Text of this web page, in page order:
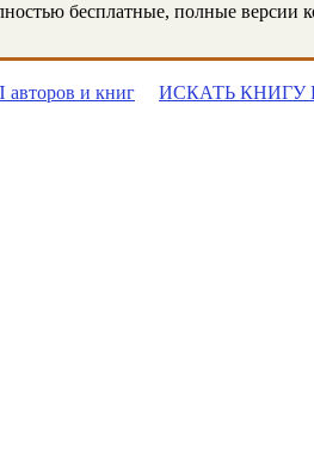
бесплатные, полные версии
и книг ИСКАТЬ КНИГУ